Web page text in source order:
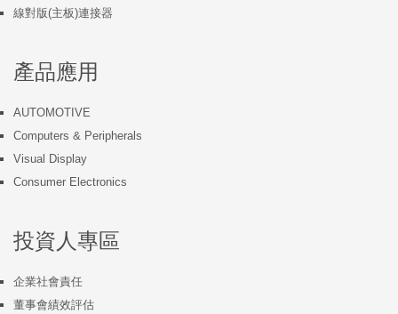
線對版(主板)連接器
產品應用
AUTOMOTIVE
Computers & Peripherals
Visual Display
Consumer Electronics
投資人專區
企業社會責任
董事會績效評估